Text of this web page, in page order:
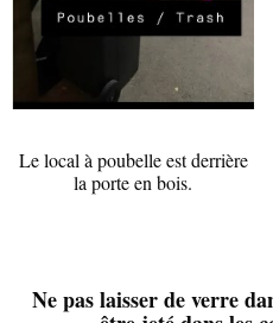
Le local à poubelle est derrière
la porte en bois.
Ne pas laisser de verre